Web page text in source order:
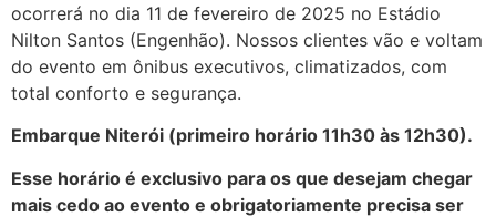
ocorrerá no dia 11 de fevereiro de 2025 no Estádio
Nilton Santos (Engenhão). Nossos clientes vão e voltam
do evento em ônibus executivos, climatizados, com
total conforto e segurança.
Embarque Niterói (primeiro horário 11h30 às 12h30).
Esse horário é exclusivo para os que desejam chegar
mais cedo ao evento e obrigatoriamente precisa ser